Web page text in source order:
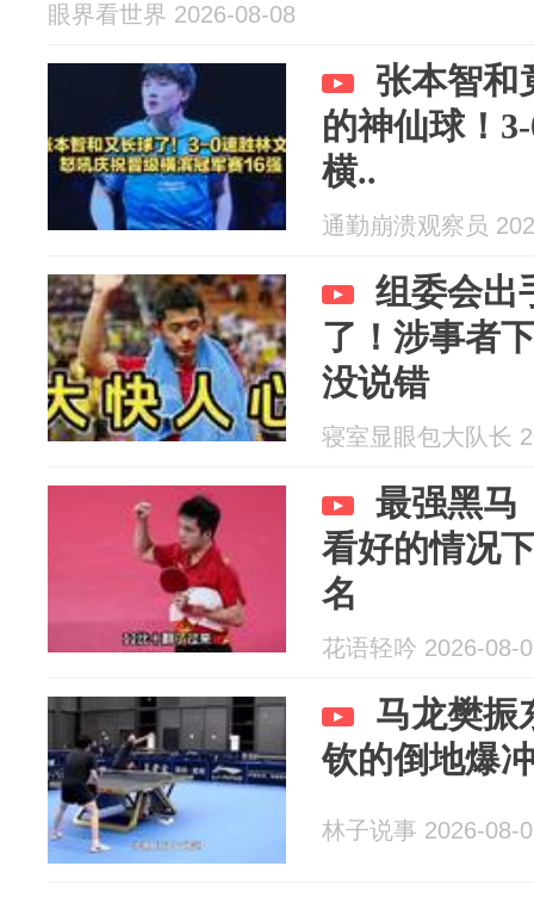
眼界看世界 2026-08-08
张本智和
的神仙球！
横..
通勤崩溃观察员
组委会出
了！涉事者
没说错
寝室显眼包大队长
最强黑马
看好的情况
名
花语轻吟 2026-08-
马龙樊振
钦的倒地爆
林子说事 2026-08-